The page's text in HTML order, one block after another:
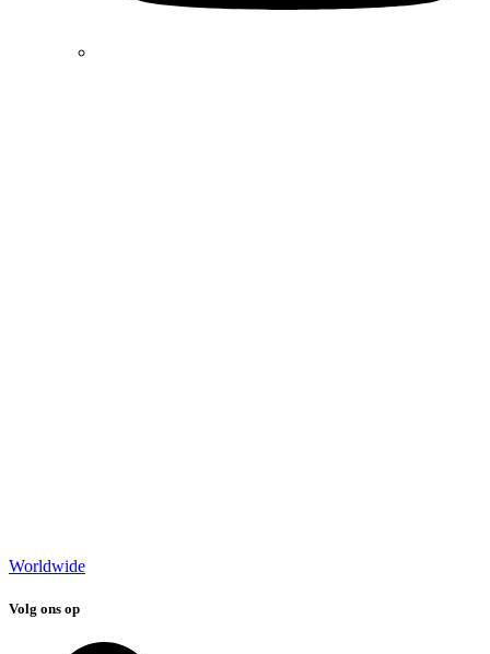
Worldwide
Volg ons op